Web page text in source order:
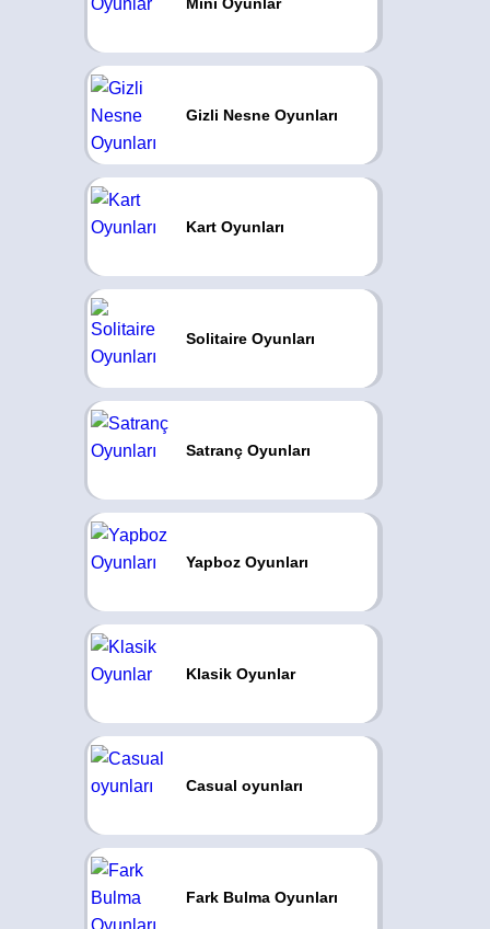
Gizli Nesne Oyunları
Kart Oyunları
Solitaire Oyunları
Satranç Oyunları
Yapboz Oyunları
Klasik Oyunlar
Casual oyunları
Fark Bulma Oyunları